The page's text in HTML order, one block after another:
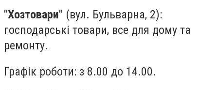
"Хозтовари" (вул. Бульварна, 2):
господарські товари, все для дому та
ремонту.
Графік роботи: з 8.00 до 14.00.